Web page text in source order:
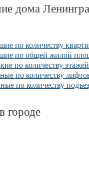
дома
по количеству
по общей жилой
по количеству этажей
по количеству
по количеству
городе